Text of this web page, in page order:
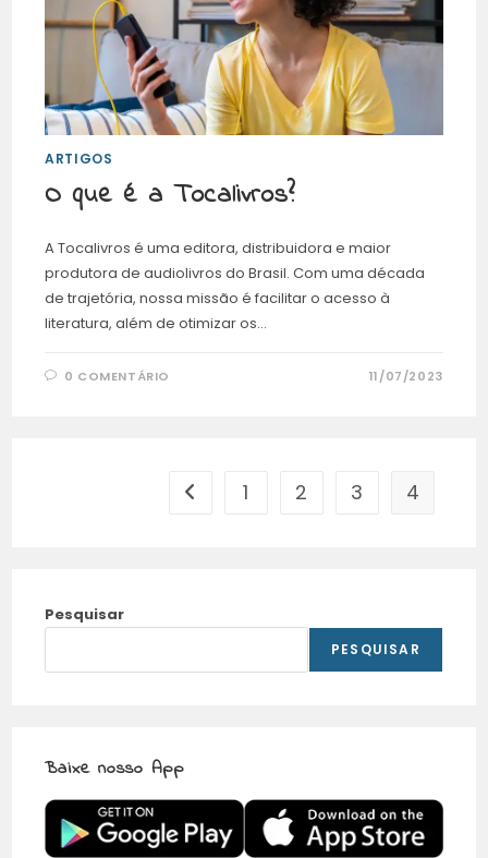
ARTIGOS
O que é a Tocalivros?
A Tocalivros é uma editora, distribuidora e maior
produtora de audiolivros do Brasil. Com uma década
de trajetória, nossa missão é facilitar o acesso à
literatura, além de otimizar os…
0 COMENTÁRIO 11/07/2023
1 2 3 4
Pesquisar
PESQUISAR
Baixe nosso App